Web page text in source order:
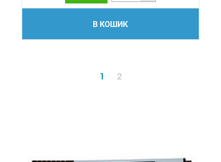
В КОШИК
1 2